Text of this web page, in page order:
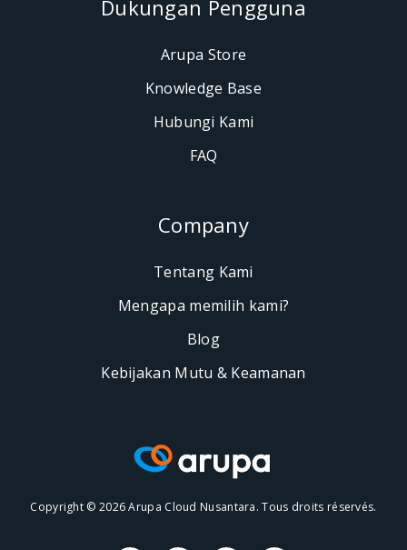
Dukungan Pengguna
Arupa Store
Knowledge Base
Hubungi Kami
FAQ
Company
Tentang Kami
Mengapa memilih kami?
Blog
Kebijakan Mutu & Keamanan
Copyright © 2026 Arupa Cloud Nusantara. Tous droits réservés.